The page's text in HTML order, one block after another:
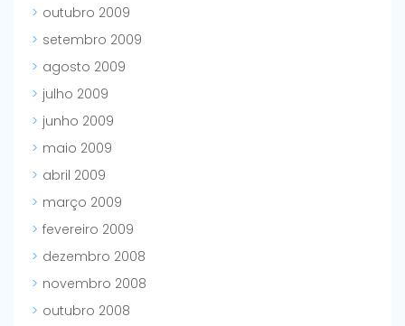
outubro 2009
setembro 2009
agosto 2009
julho 2009
junho 2009
maio 2009
abril 2009
março 2009
fevereiro 2009
dezembro 2008
novembro 2008
outubro 2008